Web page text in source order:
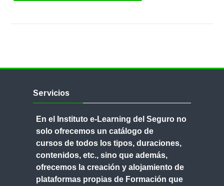
Servicios
En el Instituto e-Learning del Seguro no
solo ofrecemos uncatálogo de
cursos de todos los tipos, duraciones,
contenidos, etc., sino que además,
ofrecemos la creación y alojamiento de
plataformas propias de Formación que